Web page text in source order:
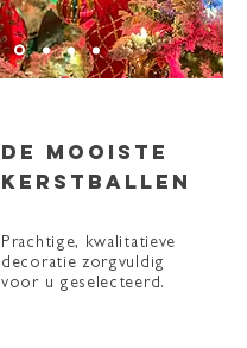
de mooiste
kerstballen
Prachtige, kwalitatieve
decoratie zorgvuldig
voor u geselecteerd.